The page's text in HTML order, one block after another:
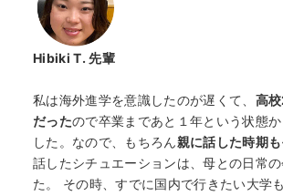
Hibiki T. 先輩
私は海外進学を意識したのが遅くて、 高
だったので卒業まであと１年という状態
した。なので、もちろん親に話した時期
話したシチュエーションは、母との日常
た。 その時、すでに国内で行きたい大学